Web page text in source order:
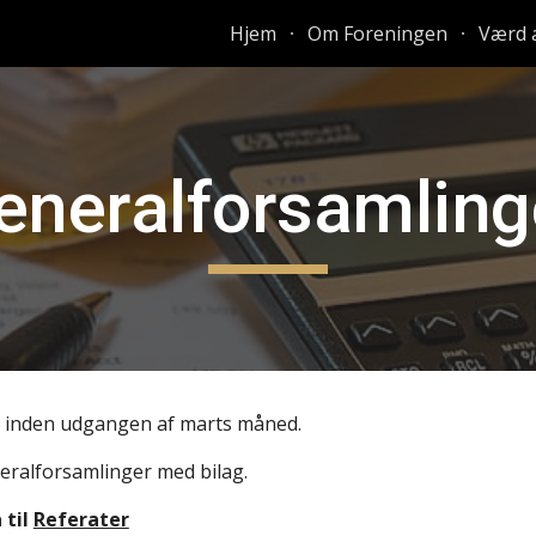
Skip to
Hjem Om Foreningen Værd
udgangen af marts måned.
med bilag.
til Referater